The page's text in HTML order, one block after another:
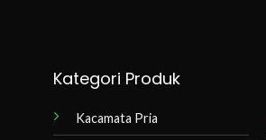
Kategori Produk
Kacamata Pria